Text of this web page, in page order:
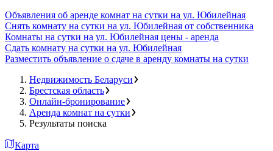
Объявления об аренде комнат на сутки на ул. Юбилейная
Снять комнату на сутки на ул. Юбилейная от собственника
Комнаты на сутки на ул. Юбилейная цены - аренда
Сдать комнату на сутки на ул. Юбилейная
Разместить объявление о сдаче в аренду комнаты на сутки
Недвижимость Беларуси
Брестская область
Онлайн-бронирование
Аренда комнат на сутки
Результаты поиска
Карта